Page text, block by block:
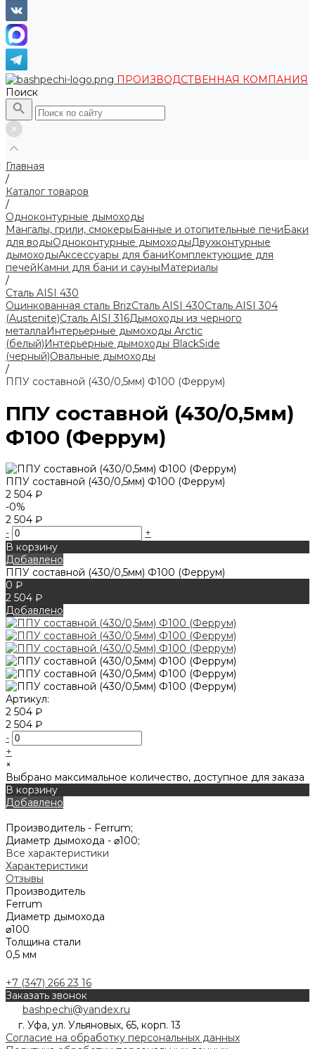
ПРОИЗВОДСТВЕННАЯ КОМПАНИЯ
Поиск
Главная
/
Каталог товаров
/
Одноконтурные дымоходы
Мангалы, грили, смокерыБанные и отопительные печиБаки
для водыОдноконтурные дымоходыДвухконтурные
дымоходыАксессуары для баниКомплектующие для
печейКамни для бани и сауныМатериалы
/
Сталь AISI 430
Оцинкованная сталь BrizСталь AISI 430Сталь AISI 304
(Austenite)Сталь AISI 316Дымоходы из черного
металлаИнтерьерные дымоходы Arctic
(белый)Интерьерные дымоходы BlackSide
(черный)Овальные дымоходы
/
ППУ составной (430/0,5мм) Ф100 (Феррум)
ППУ составной (430/0,5мм)
Ф100 (Феррум)
ППУ составной (430/0,5мм) Ф100 (Феррум)
2 504 ₽
-0%
2 504 ₽
-
+
В корзину
Добавлено
ППУ составной (430/0,5мм) Ф100 (Феррум)
0 ₽
2 504 ₽
Добавлено
Артикул:
2 504 ₽
2 504 ₽
-
+
×
Выбрано максимальное количество, доступное для заказа
В корзину
Добавлено
Производитель - Ferrum;
Диаметр дымохода - ⌀100;
Все характеристики
Характеристики
Отзывы
Производитель
Ferrum
Диаметр дымохода
⌀100
Толщина стали
0,5 мм
+7 (347) 266 23 16
Заказать звонок
bashpechi@yandex.ru
г. Уфа, ул. Ульяновых, 65, корп. 13
Согласие на обработку персональных данных